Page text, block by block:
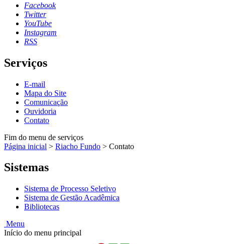
Facebook
Twitter
YouTube
Instagram
RSS
Serviços
E-mail
Mapa do Site
Comunicação
Ouvidoria
Contato
Fim do menu de serviços
Página inicial > Riacho Fundo > Contato
Sistemas
Sistema de Processo Seletivo
Sistema de Gestão Acadêmica
Bibliotecas
Menu
Início do menu principal